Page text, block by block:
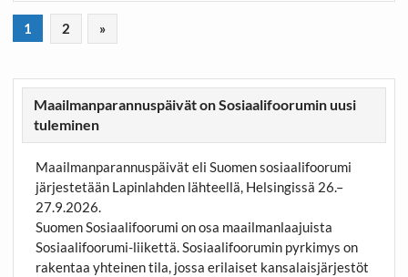
1 2 »
Maailmanparannuspäivät on Sosiaalifoorumin uusi
tuleminen
Maailmanparannuspäivät eli Suomen sosiaalifoorumi
järjestetään Lapinlahden lähteellä, Helsingissä 26.–
27.9.2026.
Suomen Sosiaalifoorumi on osa maailmanlaajuista
Sosiaalifoorumi-liikettä. Sosiaalifoorumin pyrkimys on
rakentaa yhteinen tila, jossa erilaiset kansalaisjärjestöt